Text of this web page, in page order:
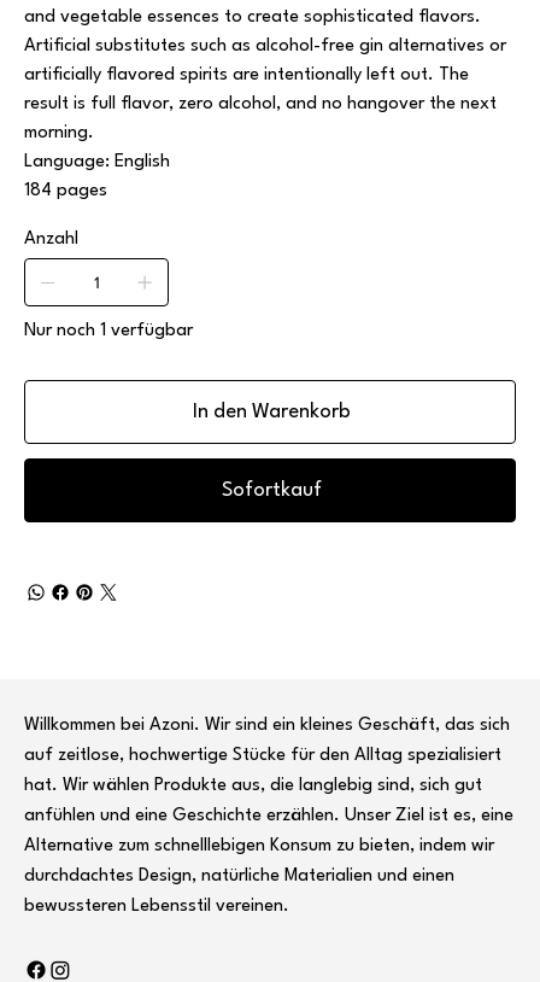
and vegetable essences to create sophisticated flavors.
Artificial substitutes such as alcohol-free gin alternatives or
artificially flavored spirits are intentionally left out. The
result is full flavor, zero alcohol, and no hangover the next
morning.
Language: English
184 pages
Anzahl
Nur noch 1 verfügbar
In den Warenkorb
Sofortkauf
Willkommen bei Azoni. Wir sind ein kleines Geschäft, das sich
auf zeitlose, hochwertige Stücke für den Alltag spezialisiert
hat. Wir wählen Produkte aus, die langlebig sind, sich gut
anfühlen und eine Geschichte erzählen. Unser Ziel ist es, eine
Alternative zum schnelllebigen Konsum zu bieten, indem wir
durchdachtes Design, natürliche Materialien und einen
bewussteren Lebensstil vereinen.